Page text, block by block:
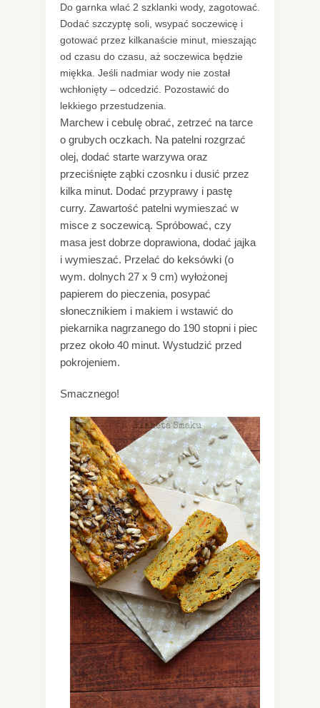
Do garnka wlać 2 szklanki wody, zagotować.
Dodać szczyptę soli, wsypać soczewicę i
gotować przez kilkanaście minut, mieszając
od czasu do czasu, aż soczewica będzie
miękka. Jeśli nadmiar wody nie został
wchłonięty – odcedzić. Pozostawić do
lekkiego przestudzenia.
Marchew i cebulę obrać, zetrzeć na tarce
o grubych oczkach. Na patelni rozgrzać
olej, dodać starte warzywa oraz
przeciśnięte ząbki czosnku i dusić przez
kilka minut. Dodać przyprawy i pastę
curry. Zawartość patelni wymieszać w
misce z soczewicą. Spróbować, czy
masa jest dobrze doprawiona, dodać jajka
i wymieszać. Przelać do keksówki (o
wym. dolnych 27 x 9 cm) wyłożonej
papierem do pieczenia, posypać
słonecznikiem i makiem i wstawić do
piekarnika nagrzanego do 190 stopni i piec
przez około 40 minut. Wystudzić przed
pokrojeniem.
Smacznego!